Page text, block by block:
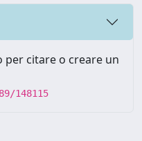
citare o creare un
148115